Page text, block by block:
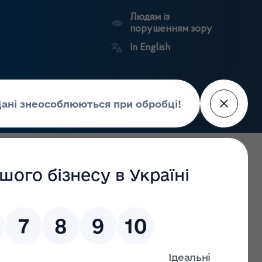
Людям із
порушенням зору
In English
центр Пошук
нагляд
реєстри
портал
Держлікслужби